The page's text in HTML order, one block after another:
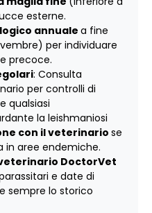
esterne.
annualea fine
per individuare
precoce.
: Consulta
per controlli di
qualsiasi
la leishmaniosi
con il veterinario se
in aree endemiche.
DoctorVet
e date di
sempre lo storico